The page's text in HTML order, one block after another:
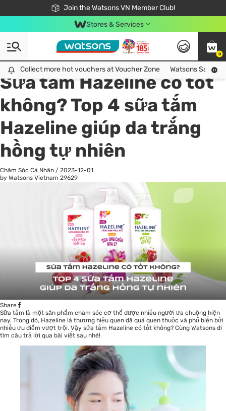
Join the Watsons VN Member Club!
Free Shipping For Order From 249,000Đ
24h Fast delivery in Hồ Chí Minh City
Stores & Services
0
Collect more hot vouchers at Voucher Zone
Collect more hot vouchers at Voucher Zone Watsons Safety
All
Chăm Sóc Cá Nhân
Sữa tắm Hazeline có tốt
không? Top 4 sữa tắm
Hazeline giúp da trắng
hồng tự nhiên
Chăm Sóc Cá Nhân / 2023-12-01
by Watsons Vietnam 29629
Share
Sữa tắm là một sản phẩm chăm sóc cơ thể được nhiều người ưa chuộng hiện
nay. Trong đó, Hazeline là thương hiệu quen đã quá quen thuộc và phổ biến bởi
nhiều ưu điểm vượt trội. Vậy sữa tắm Hazeline có tốt không? Cùng Watsons đi
tìm câu trả lời qua bài viết sau nhé!